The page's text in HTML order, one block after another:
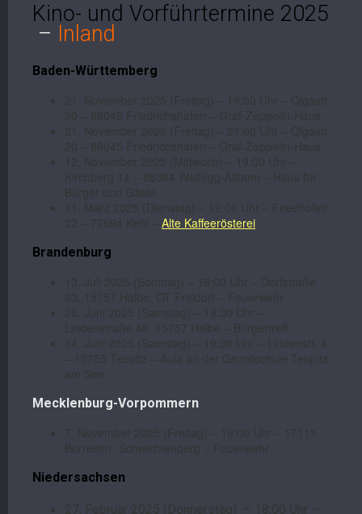
Kino- und Vorführtermine 2025
– Inland
Baden-Württemberg
Alte Kaffeerösterei
Brandenburg
Mecklenburg-Vorpommern
Niedersachsen